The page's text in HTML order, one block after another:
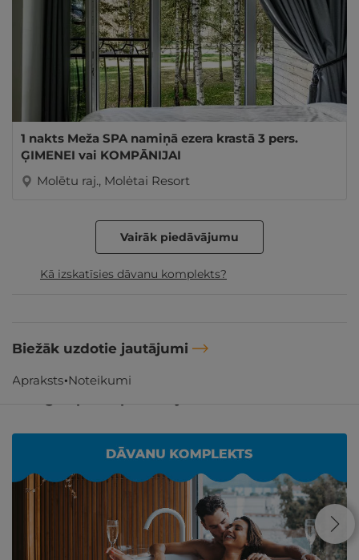
1 nakts Meža SPA namiņā ezera krastā 3 pers.
ĢIMENEI vai KOMPĀNIJAI
Molētu raj., Molėtai Resort
Vairāk piedāvājumu
Kā izskatīsies dāvanu komplekts?
Biežāk uzdotie jautājumi
Apraksts Noteikumi